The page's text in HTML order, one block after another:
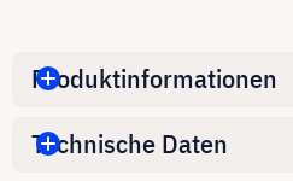
Produktinformationen
Technische Daten